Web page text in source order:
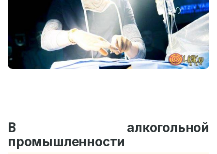
В алкогольной
промышленности